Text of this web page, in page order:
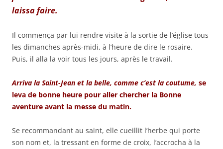
laissa faire.
Il commença par lui rendre visite à la sortie de l’église tous
les dimanches après-midi, à l’heure de dire le rosaire.
Puis, il alla la voir tous les jours, après le travail.
Arriva la Saint-Jean et la belle, comme c’est la coutume, se
leva de bonne heure pour aller chercher la Bonne
aventure avant la messe du matin.
Se recommandant au saint, elle cueillit l’herbe qui porte
son nom et, la tressant en forme de croix, l’accrocha à la